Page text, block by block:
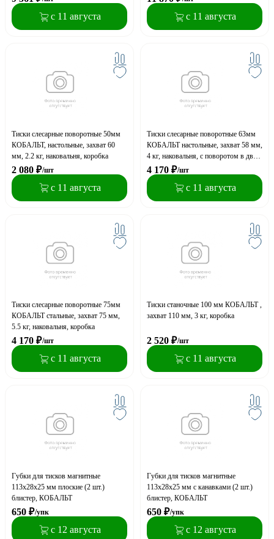
с 11 августа с 11 августа
Тиски слесарные поворотные 50мм
КОБАЛЬТ, настольные, захват 60
мм, 2.2 кг, наковальня, коробка
2 080 ₽/шт
с 11 августа
Тиски слесарные поворотные 63мм
КОБАЛЬТ настольные, захват 58 мм,
4 кг, наковальня, с поворотом в двух
плоскостях, коробка
4 170 ₽/шт
с 11 августа
Тиски слесарные поворотные 75мм
КОБАЛЬТ стальные, захват 75 мм,
5.5 кг, наковальня, коробка
4 170 ₽/шт
с 11 августа
Тиски станочные 100 мм КОБАЛЬТ ,
захват 110 мм, 3 кг, коробка
2 520 ₽/шт
с 11 августа
Губки для тисков магнитные
113х28х25 мм плоские (2 шт.)
блистер, КОБАЛЬТ
650 ₽/упк
с 12 августа
Губки для тисков магнитные
113х28х25 мм с канавками (2 шт.)
блистер, КОБАЛЬТ
650 ₽/упк
с 12 августа